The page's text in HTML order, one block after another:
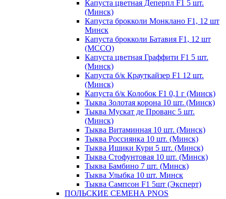
Капуста цветная Деперпл F1 5 шт.
(Минск)
Капуста брокколи Монклано F1, 12 шт
Минск
Капуста брокколи Батавия F1, 12 шт
(МССО)
Капуста цветная Граффити F1 5 шт.
(Минск)
Капуста б/к Крауткайзер F1 12 шт.
(Минск)
Капуста б/к Колобок F1 0,1 г (Минск)
Тыква Золотая корона 10 шт. (Минск)
Тыква Мускат де Прованс 5 шт.
(Минск)
Тыква Витаминная 10 шт. (Минск)
Тыква Россиянка 10 шт. (Минск)
Тыква Ишики Кури 5 шт. (Минск)
Тыква Стофунтовая 10 шт. (Минск)
Тыква Бамбино 7 шт. (Минск)
Тыква Улыбка 10 шт. Минск
Тыква Сампсон F1 5шт (Эксперт)
ПОЛЬСКИЕ СЕМЕНА PNOS